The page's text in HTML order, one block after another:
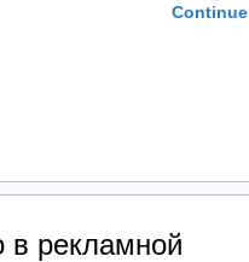
в рекламной